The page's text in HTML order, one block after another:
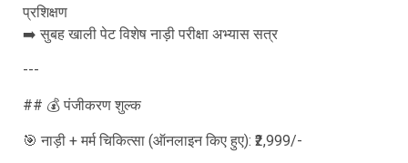
प्रशिक्षण
➡️ सुबह खाली पेट विशेष नाड़ी परीक्षा अभ्यास सत्र
---
## 💰 पंजीकरण शुल्क
🎯 नाड़ी + मर्म चिकित्सा (ऑनलाइन किए हुए): ₹2,999/-